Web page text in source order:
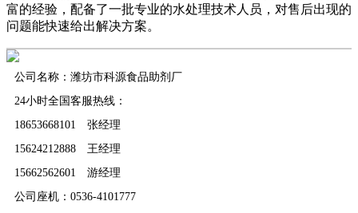
富的经验，配备了一批专业的水处理技术人员，对售后出现的
问题能快速给出解决方案。
公司名称：潍坊市科源食品助剂厂
24小时全国客服热线：
18653668101 张经理
15624212888 王经理
15662562601 游经理
公司座机：0536-4101777